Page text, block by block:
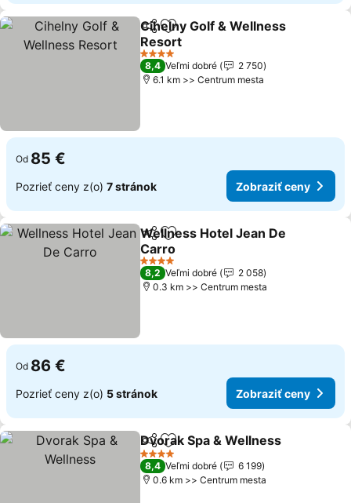
ZdieľaťPridať do obľúbených
Cihelny Golf & Wellness
Resort
4 Počet hviezdičiek
8,4 Veľmi dobré
2 750
6.1 km >> Centrum mesta
Od 85 €
Pozrieť ceny z(o) 7 stránok Zobraziť ceny
ZdieľaťPridať do obľúbených
Wellness Hotel Jean De
Carro
4 Počet hviezdičiek
8,2 Veľmi dobré
2 058
0.3 km >> Centrum mesta
Od 86 €
Pozrieť ceny z(o) 5 stránok Zobraziť ceny
ZdieľaťPridať do obľúbených
Dvorak Spa & Wellness
4 Počet hviezdičiek
8,4 Veľmi dobré
6 199
0.6 km >> Centrum mesta